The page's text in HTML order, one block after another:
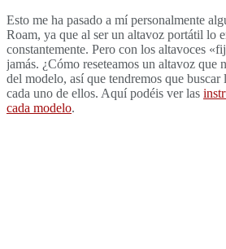
Esto me ha pasado a mí personalmente
Roam, ya que al ser un altavoz portátil lo
constantemente. Pero con los altavoces
jamás. ¿Cómo reseteamos un altavoz que
del modelo, así que tendremos que buscar
cada uno de ellos. Aquí podéis ver las
cada modelo.